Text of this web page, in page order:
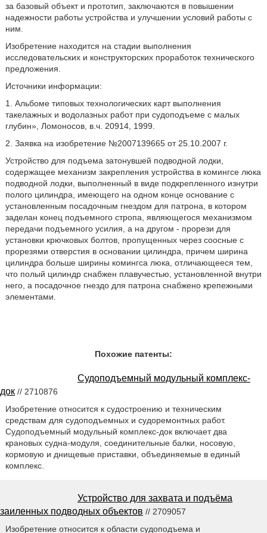
за базовый объект и прототип, заключаются в повышении
надежности работы устройства и улучшении условий работы с
ним.
Изобретение находится на стадии выполнения
исследовательских и конструкторских проработок технического
предложения.
Источники информации:
1. Альбоме типовых технологических карт выполнения
такелажных и водолазных работ при судоподъеме с малых
глубин», Ломоносов, в.ч. 20914, 1999.
2. Заявка на изобретение №2007139665 от 25.10.2007 г.
Устройство для подъема затонувшей подводной лодки,
содержащее механизм закрепления устройства в комингсе люка
подводной лодки, выполненный в виде подкрепленного изнутри
полого цилиндра, имеющего на одном конце основание с
установленным посадочным гнездом для патрона, в котором
заделан конец подъемного стропа, являющегося механизмом
передачи подъемного усилия, а на другом - прорези для
установки крючковых болтов, пропущенных через соосные с
прорезями отверстия в основании цилиндра, причем ширина
цилиндра больше ширины комингса люка, отличающееся тем,
что полый цилиндр снабжен плавучестью, установленной внутри
него, а посадочное гнездо для патрона снабжено крепежными
элементами.
Похожие патенты:
Судоподъемный модульный комплекс-
док // 2710876
Изобретение относится к судостроению и техническим
средствам для судоподъемных и судоремонтных работ.
Судоподъемный модульный комплекс-док включает два
крановых судна-модуля, соединительные балки, носовую,
кормовую и днищевые приставки, объединяемые в единый
комплекс.
Устройство для захвата и подъёма
заиленных подводных объектов // 2709057
Изобретение относится к области судоподъема и